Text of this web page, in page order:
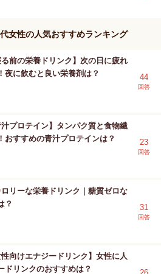
女性の人気おすすめランキング
る前の栄養ドリンク】次の日に疲れ
夜に飲むと良い栄養剤は？
44
回答
汁プロテイン】タンパク質と食物繊
おすすめの青汁プロテインは？
23
回答
リーな栄養ドリンク｜糖質ゼロな
？
31
回答
性向けエナジードリンク】女性に人
ドリンクのおすすめは？